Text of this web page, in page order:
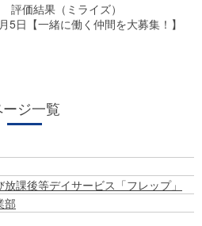
価結果（ミライズ）
5日【一緒に働く仲間を大募集！】
ジ一覧
課後等デイサービス「フレップ」
部